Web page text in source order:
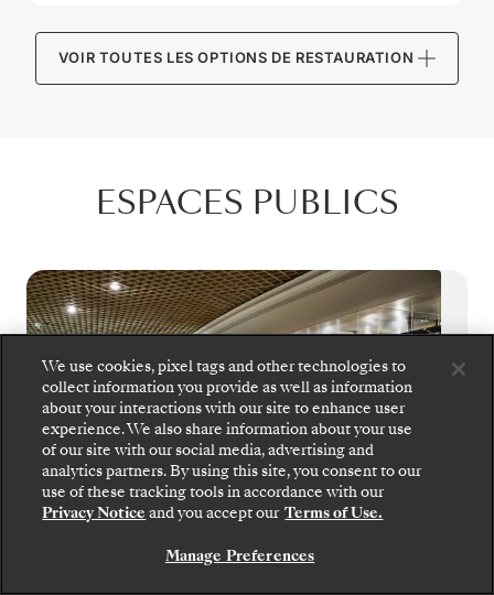
VOIR TOUTES LES OPTIONS DE RESTAURATION
ESPACES PUBLICS
Montez à bord : choisissez votre suite et consultez
les tarifs et les prestations incluses avant de
confirmer votre voyage avec Silversea en toute
sécurité.
RÉSERVEZ VOTRE SUITE
We use cookies, pixel tags and other technologies to
collect information you provide as well as information
about your interactions with our site to enhance user
experience. We also share information about your use
of our site with our social media, advertising and
analytics partners. By using this site, you consent to our
use of these tracking tools in accordance with our
Privacy Notice and you accept our Terms of Use.
Manage Preferences